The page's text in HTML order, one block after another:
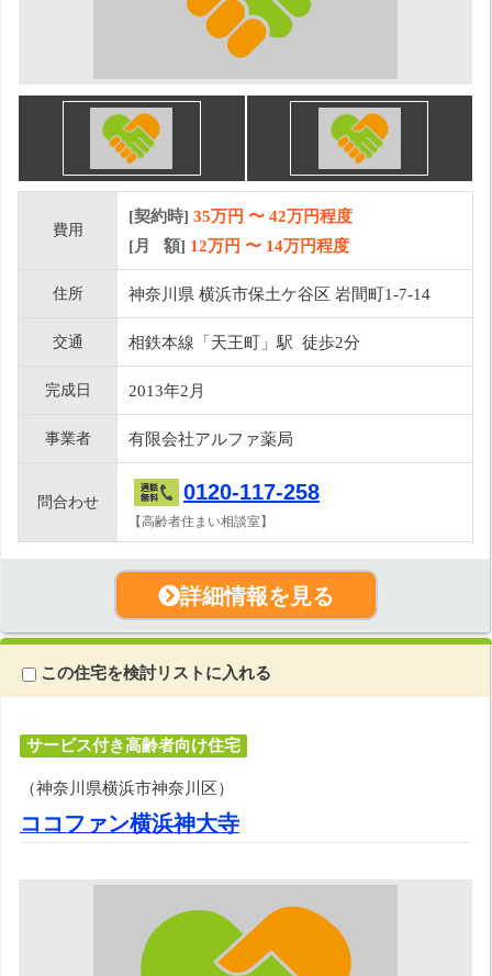
費用
[契約時] 35万円 〜 42万円程度
[月 額] 12万円 〜 14万円程度
住所 神奈川県 横浜市保土ケ谷区 岩間町1-7-14
交通 相鉄本線「天王町」駅 徒歩2分
完成日 2013年2月
事業者 有限会社アルファ薬局
問合わせ 0120-117-258
【高齢者住まい相談室】
詳細情報を見る
この住宅を検討リストに入れる
サービス付き高齢者向け住宅
（神奈川県横浜市神奈川区）
ココファン横浜神大寺